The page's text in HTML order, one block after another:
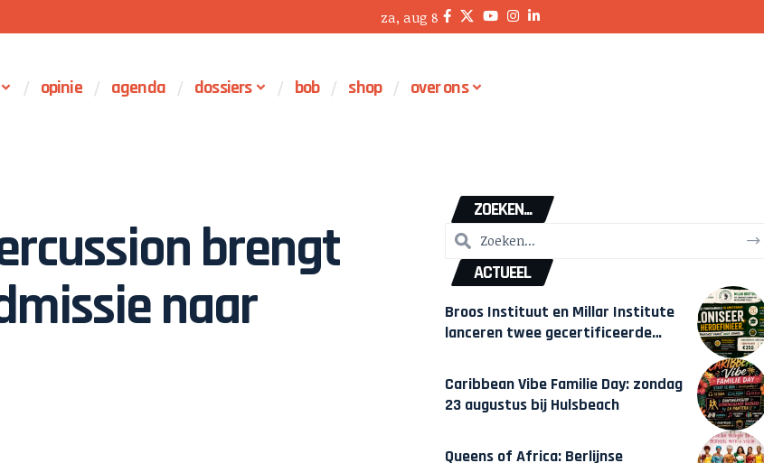
za, aug 8
opinie agenda dossiers bob shop over ons
brengt
naar
ZOEKEN...
ACTUEEL
Broos Instituut en Millar Institute
lanceren twee gecertificeerde
Amsterdam
Caribbean Vibe Familie Day: zondag
23 augustus bij Hulsbeach
Queens of Africa: Berlijnse